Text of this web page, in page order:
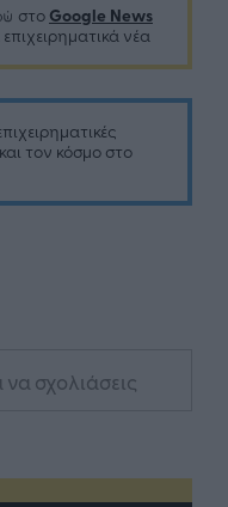
στο Google News
νέα
τον κόσμο στο
σχολιάσεις